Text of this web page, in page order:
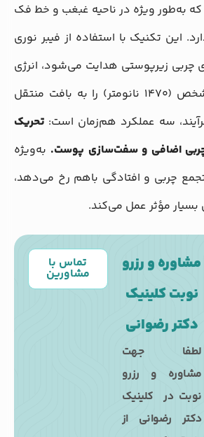
به‌طور ویژه در ناحیه غبغب و خط فک
این تکنیک با استفاده از فیبر نوری
چربی زیرپوستی هدایت می‌شود، انرژی
لیزر با طول موج مشخص (۱۴۷۰ نانومتر) را به بافت منتقل
سه عملکرد هم‌زمان است: تحریک
اضافی و سفت‌سازی پوست. به‌ویژه
چربی و افتادگی باهم رخ می‌دهد،
بسیار مؤثر عمل می‌کند.
مشاوره و رزرو
نوبت کلینیک
دکتر رضوانی
لطفا جهت
مشاوره و رزرو
نوبت در کلینیک
دکتر رضوانی از
تماس با
مشاورین